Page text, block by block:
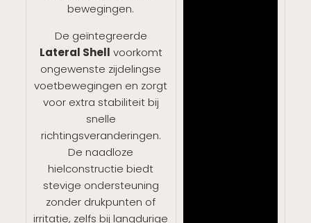
bewegingen.
De geïntegreerde
Lateral Shell voorkomt
ongewenste zijdelingse
voetbewegingen en zorgt
voor extra stabiliteit bij
snelle
richtingsveranderingen.
De naadloze
hielconstructie biedt
stevige ondersteuning
zonder drukpunten of
irritatie, zelfs bij langdurige